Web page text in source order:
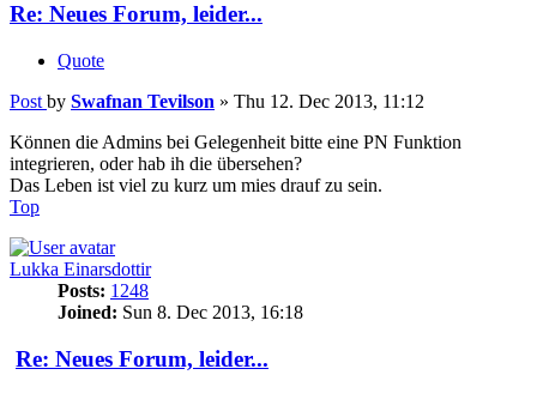
Re: Neues Forum, leider...
Quote
Post by Swafnan Tevilson » Thu 12. Dec 2013, 11:12
Können die Admins bei Gelegenheit bitte eine PN Funktion
integrieren, oder hab ih die übersehen?
Das Leben ist viel zu kurz um mies drauf zu sein.
Top
Lukka Einarsdottir
Posts: 1248
Joined: Sun 8. Dec 2013, 16:18
Re: Neues Forum, leider...